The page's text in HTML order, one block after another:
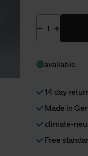
available
14 day
Made in
climate-
Free